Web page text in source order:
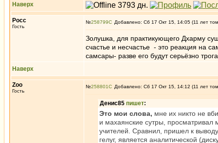
Наверх
Росс
Гость
№258799 Добавлено: Сб 17 Окт 15, 14:05 (11 лет
Золушка, для практикующего Дхарму
счастье и несчастье - это реакция на
самсары- разве его будут серьёзно
Наверх
Zoo
Гость
№258801 Добавлено: Сб 17 Окт 15, 14:12 (11 лет
Денис85 пишет:
Это мои слова, мне их никто не
и махаянские сутры, просматривал
учителей. Сравнил, пришел к
гелуг, является аналитической